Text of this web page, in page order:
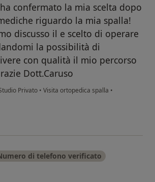
confermato la mia scelta dopo
riguardo la mia spalla!
discusso il e scelto di operare
la possibilità di
con qualità il mio percorso
Dott.Caruso
Privato • Visita ortopedica spalla •
L.uigi .C.
di telefono verificato